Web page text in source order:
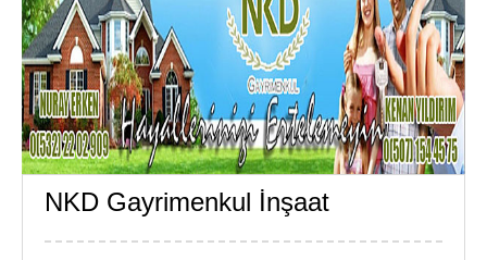
GÜMÜŞLÜK
NKD Gayrimenkul İnşaat